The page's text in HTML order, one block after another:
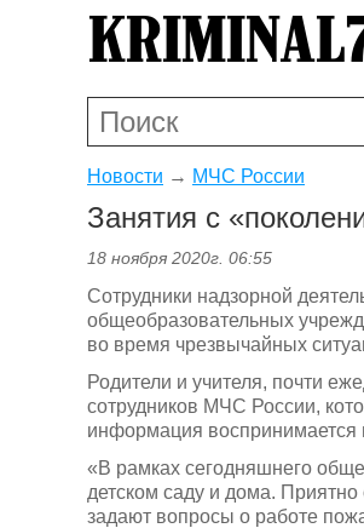
Новости → МЧС России
Занятия с
18 ноября 2020г. 06:55
Сотрудники надзорной
общеобразовательных
во время чрезвычайных
Родители и учителя, почти
сотрудников МЧС России,
информация воспринимается
«В рамках сегодняшнего
детском саду и дома.
задают вопросы о работе